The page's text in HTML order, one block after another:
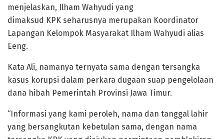
menjelaskan, Ilham Wahyudi yang
dimaksud KPK seharusnya merupakan Koordinator
Lapangan Kelompok Masyarakat Ilham Wahyudi alias
Eeng.
Kata Ali, namanya ternyata sama dengan tersangka
kasus korupsi dalam perkara dugaan suap pengelolaan
dana hibah Pemerintah Provinsi Jawa Timur.
“Informasi yang kami peroleh, nama dan tanggal lahir
yang bersangkutan kebetulan sama, dengan nama